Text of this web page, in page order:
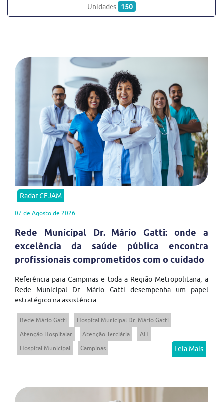
Unidades 150
Radar CEJAM
07 de Agosto de 2026
Rede Municipal Dr. Mário Gatti: onde a
excelência da saúde pública encontra
profissionais comprometidos com o cuidado
Referência para Campinas e toda a Região Metropolitana, a
Rede Municipal Dr. Mário Gatti desempenha um papel
estratégico na assistência...
Rede Mário Gatti
Hospital Municipal Dr. Mário Gatti
Atenção Hospitalar
Atenção Terciária
AH
Hospital Municipal
Campinas Leia Mais